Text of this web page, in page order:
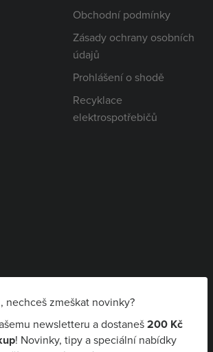
nechceš zmeškat novinky?
newsletteru a dostaneš200 Kč
! Novinky, tipy a speciální nabídky
Obchodní podmínky
Zásady ochrany osobních
údajů
Prohlášení o shodě
Recyklace
elektrospotřebičů